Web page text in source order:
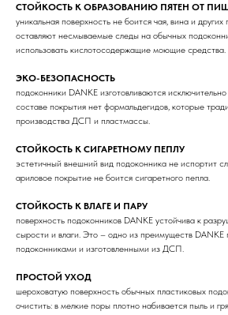
СТОЙКОСТЬ К ОБРАЗОВАНИЮ ПЯТЕН ОТ
уникальная поверхность не боится чая, вина и
оставляют несмываемые следы на обычных
использовать кислотосодержащие моющие средства.
ЭКО-БЕЗОПАСНОСТЬ
подоконники DANKE изготовливаются
составе покрытия нет формальдегидов, которые
производства ДСП и пластмассы.
СТОЙКОСТЬ К СИГАРЕТНОМУ ПЕПЛУ
эстетичный внешний вид подоконника не испортит
ариловое покрытие не боится сигаретного пепла.
СТОЙКОСТЬ К ВЛАГЕ И ПАРУ
поверхность подоконников DANKE устойчива к
сырости и влаги. Это – одно из преимуществ
подоконниками и изготовленными из ДСП.
ПРОСТОЙ УХОД
шероховатую поверхность обычных пластиковых
очистить: в мелкие поры плотно набивается пыль и